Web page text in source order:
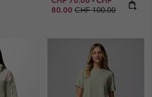
80.00 Regular price:
CHF 100.00